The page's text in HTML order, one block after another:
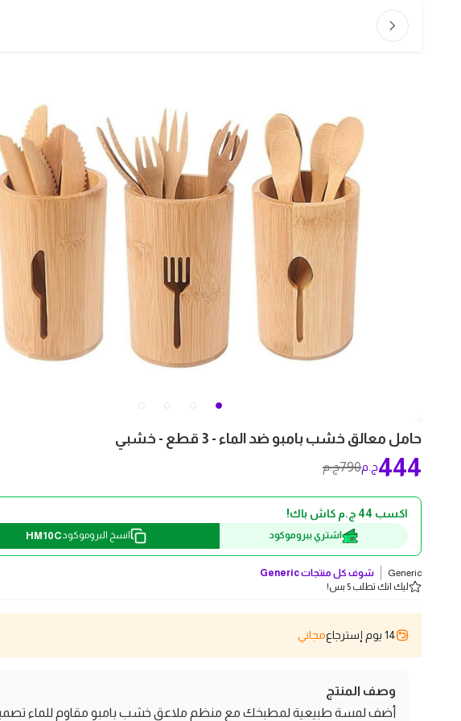
حامل معالق خشب بامبو ضد الماء - 3 قطع - خشبي
790ج.م 444ج.م
اكسب 44 ج.م كاش باك!
اشتري ببروموكود انسخ البروموكودHM10C
Generic شوف كل منتجاتGeneric
ليك انك تطلب 5 بس!
14 يوم إسترجاع مجاني
وصف المنتج
أضف لمسة طبيعية لمطبخك مع منظم ملاعق خشب بامبو مقاوم للماء